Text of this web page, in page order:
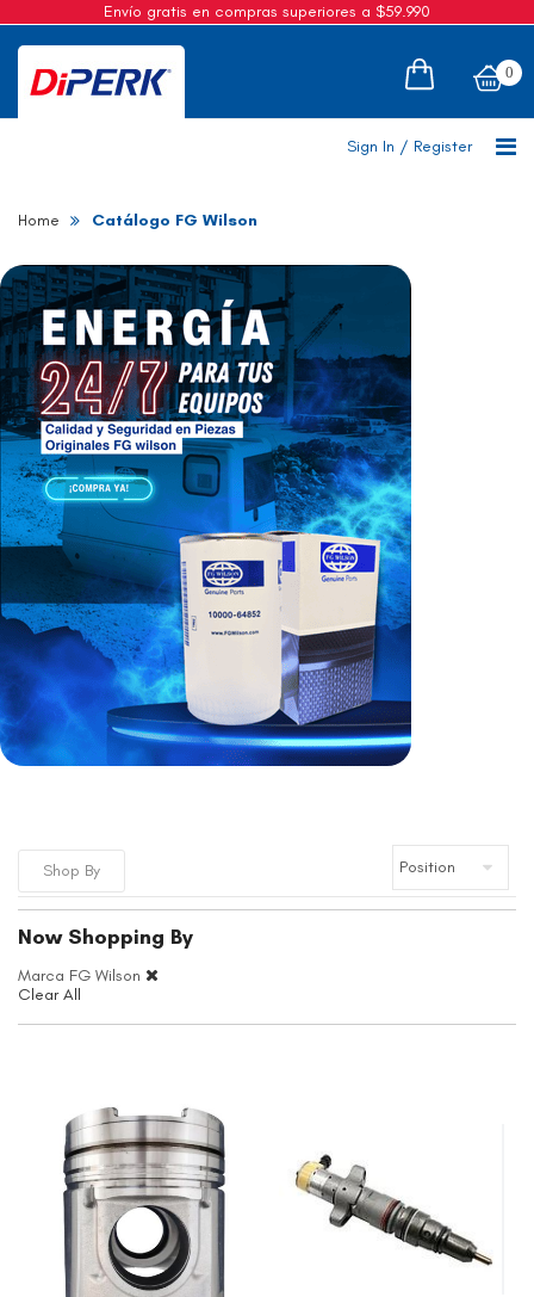
Envío gratis en compras superiores a $59.990
Cotizaciones
0
Sign In / Register
Home Catálogo FG Wilson
Shop By
Now Shopping By
Marca FG Wilson
Clear All